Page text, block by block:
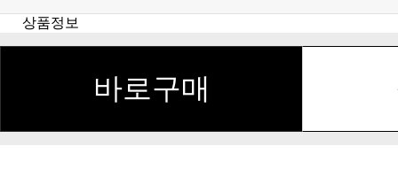
상품정보
바로구매